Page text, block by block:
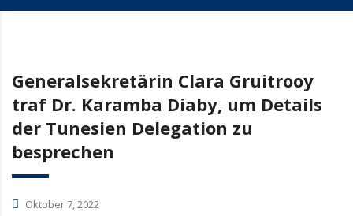
Generalsekretärin Clara Gruitrooy
traf Dr. Karamba Diaby, um Details
der Tunesien Delegation zu
besprechen
Oktober 7, 2022